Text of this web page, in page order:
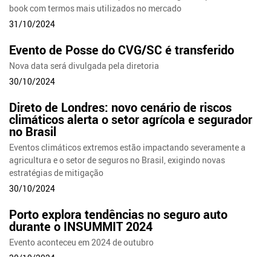
book com termos mais utilizados no mercado
31/10/2024
Evento de Posse do CVG/SC é transferido
Nova data será divulgada pela diretoria
30/10/2024
Direto de Londres: novo cenário de riscos
climáticos alerta o setor agrícola e segurador
no Brasil
Eventos climáticos extremos estão impactando severamente a
agricultura e o setor de seguros no Brasil, exigindo novas
estratégias de mitigação
30/10/2024
Porto explora tendências no seguro auto
durante o INSUMMIT 2024
Evento aconteceu em 2024 de outubro